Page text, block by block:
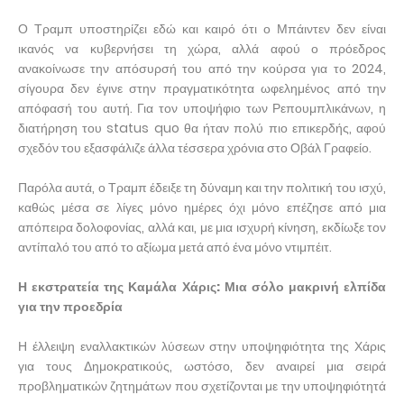
Ο Τραμπ υποστηρίζει εδώ και καιρό ότι ο Μπάιντεν δεν είναι
ικανός να κυβερνήσει τη χώρα, αλλά αφού ο πρόεδρος
ανακοίνωσε την απόσυρσή του από την κούρσα για το 2024,
σίγουρα δεν έγινε στην πραγματικότητα ωφελημένος από την
απόφασή του αυτή. Για τον υποψήφιο των Ρεπουμπλικάνων, η
διατήρηση του status quo θα ήταν πολύ πιο επικερδής, αφού
σχεδόν του εξασφάλιζε άλλα τέσσερα χρόνια στο Οβάλ Γραφείο.
Παρόλα αυτά, ο Τραμπ έδειξε τη δύναμη και την πολιτική του ισχύ,
καθώς μέσα σε λίγες μόνο ημέρες όχι μόνο επέζησε από μια
απόπειρα δολοφονίας, αλλά και, με μια ισχυρή κίνηση, εκδίωξε τον
αντίπαλό του από το αξίωμα μετά από ένα μόνο ντιμπέιτ.
Η εκστρατεία της Καμάλα Χάρις: Μια σόλο μακρινή ελπίδα
για την προεδρία
Η έλλειψη εναλλακτικών λύσεων στην υποψηφιότητα της Χάρις
για τους Δημοκρατικούς, ωστόσο, δεν αναιρεί μια σειρά
προβληματικών ζητημάτων που σχετίζονται με την υποψηφιότητά